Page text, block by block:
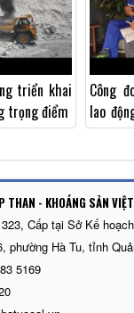
triển khai
trọng điểm
Công
lao
năm
THAN - KHOÁNG SẢN
Cấp tại Sở Kế
phường Hà Tu, tỉnh
5169